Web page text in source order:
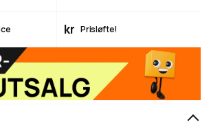
kr Prisløfte!